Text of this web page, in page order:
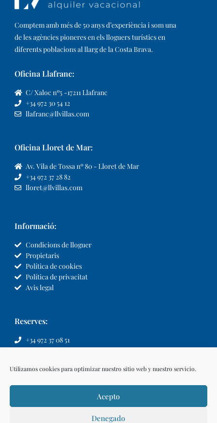
Utilizamos cookies para optimizar nuestro sitio web y nuestro servicio.
Acepto
Denegado
Comptem amb més de 50 anys d’experiència i som una
de les agències pioneres en els lloguers turístics en
diferents poblacions al llarg de la Costa Brava. ​
Oficina Llafranc:
C/ Xaloc nº5 -17211 Llafranc
+34 972 30 54 12
llafranc@llvillas.com
Oficina Lloret de Mar:
Av. Vila de Tossa nº 80 - Lloret de Mar
+34 972 37 28 82
lloret@llvillas.com
Informació:
Condicions de lloguer
Propietaris
Política de cookies
Política de privacitat
Avis legal
Reserves:
+34 972 37 08 51